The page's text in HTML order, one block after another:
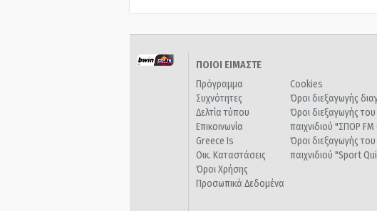
ΠΟΙΟΙ ΕΙΜΑΣΤΕ
Πρόγραμμα
Συχνότητες
Δελτία τύπου
Επικοινωνία
Greece Is
Οικ. Καταστάσεις
Όροι Χρήσης
Προσωπικά Δεδομένα
Cookies
Όροι διεξαγωγής
Όροι διεξαγωγής
παιχνιδιού "ΣΠΟΡ
Όροι διεξαγωγής
παιχνιδιού "Sport